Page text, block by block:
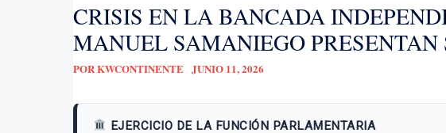
CRISIS EN LA BANCADA
MANUEL SAMANIEGO
PORKWCONTINENTE JUNIO 11, 2026
EJERCICIO DE LA FUNCIÓN PARLAMENTARIA